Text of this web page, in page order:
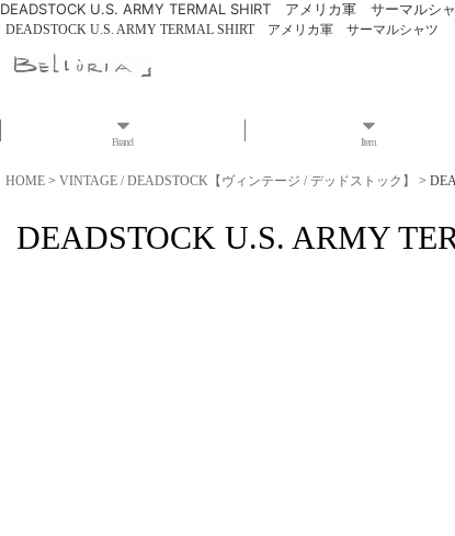
DEADSTOCK U.S. ARMY TERMAL SHIRT アメリカ軍 サーマルシ
DEADSTOCK U.S. ARMY TERMAL SHIRT アメリカ軍 サーマルシャツ
Brand Item
HOME > VINTAGE / DEADSTOCK【ヴィンテージ / デッドストック】 >
DEADSTOCK U.S. ARMY